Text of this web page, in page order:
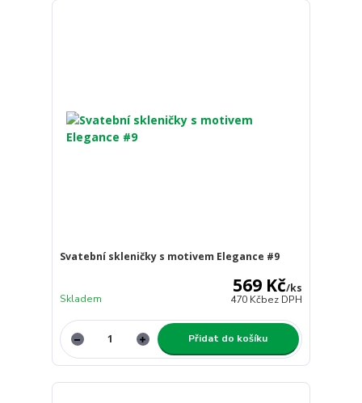
Svatební skleničky s motivem Elegance #9
569 Kč/ks
470 Kčbez DPH
Skladem
Přidat do košíku